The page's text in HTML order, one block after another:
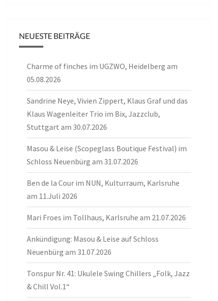
NEUESTE BEITRÄGE
Charme of finches im UGZWO, Heidelberg am
05.08.2026
Sandrine Neye, Vivien Zippert, Klaus Graf und das
Klaus Wagenleiter Trio im Bix, Jazzclub,
Stuttgart am 30.07.2026
Masou & Leise (Scopeglass Boutique Festival) im
Schloss Neuenbürg am 31.07.2026
Ben de la Cour im NUN, Kulturraum, Karlsruhe
am 11.Juli 2026
Mari Froes im Tollhaus, Karlsruhe am 21.07.2026
Ankündigung: Masou & Leise auf Schloss
Neuenbürg am 31.07.2026
Tonspur Nr. 41: Ukulele Swing Chillers „Folk, Jazz
& Chill Vol.1“